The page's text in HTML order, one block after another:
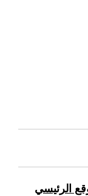
الرئيسي